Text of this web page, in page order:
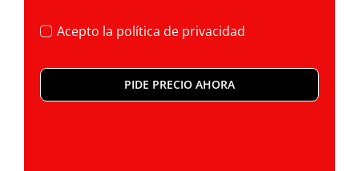
Acepto la política de privacidad
PIDE PRECIO AHORA